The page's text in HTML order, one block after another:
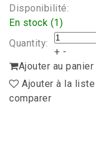
Disponibilité:
En stock (1)
Quantity:
+ -
Ajouter au panier
Ajouter à la
comparer